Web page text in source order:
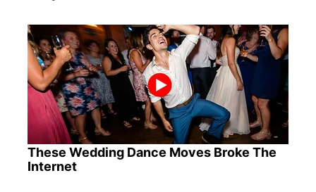
These Wedding Dance Moves Broke The
Internet